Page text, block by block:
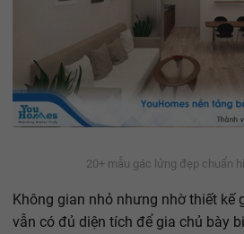
20+ mẫu gác lửng đẹp chuẩn
Không gian nhỏ nhưng nhờ thiết kế
vẫn có đủ diện tích để gia chủ bày